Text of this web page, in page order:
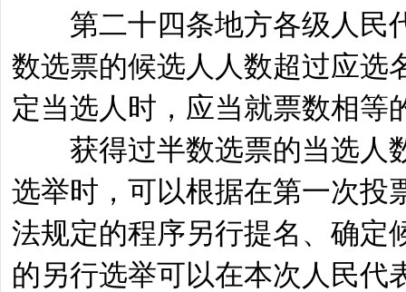
第二十四条地方各级人民代
数选票的候选人人数超过应选
定当选人时，应当就票数相等
获得过半数选票的当选人数
选举时，可以根据在第一次投
法规定的程序另行提名、确定
的另行选举可以在本次人民代